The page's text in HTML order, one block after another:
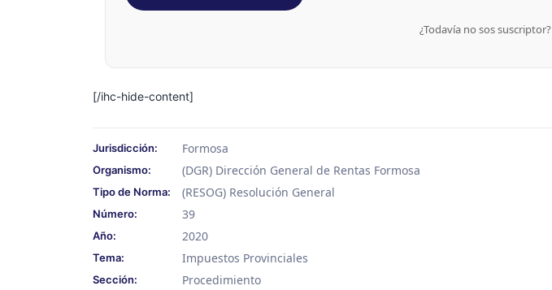
¿Todavía no sos suscriptor?
[/ihc-hide-content]
Jurisdicción: Formosa
Organismo: (DGR) Dirección General de Rentas Formosa
Tipo de Norma: (RESOG) Resolución General
Número: 39
Año: 2020
Tema: Impuestos Provinciales
Sección: Procedimiento